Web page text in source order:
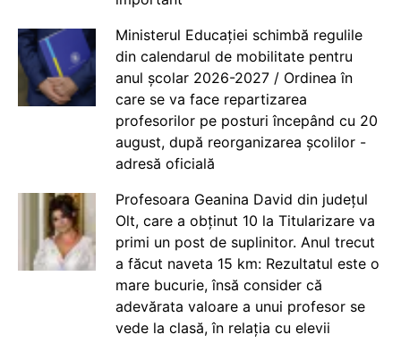
Ministerul Educației schimbă regulile
din calendarul de mobilitate pentru
anul școlar 2026-2027 / Ordinea în
care se va face repartizarea
profesorilor pe posturi începând cu 20
august, după reorganizarea școlilor -
adresă oficială
Profesoara Geanina David din județul
Olt, care a obținut 10 la Titularizare va
primi un post de suplinitor. Anul trecut
a făcut naveta 15 km: Rezultatul este o
mare bucurie, însă consider că
adevărata valoare a unui profesor se
vede la clasă, în relația cu elevii